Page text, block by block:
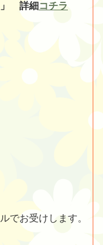
」 詳細 コチラ
でお受けします。